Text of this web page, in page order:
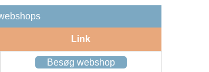
Link
Besøg webshop